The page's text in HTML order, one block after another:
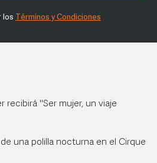
los Términos y Condiciones
recibirá "Ser mujer, un viaje
una polilla nocturna en el Cirque